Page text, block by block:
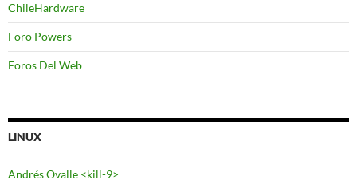
ChileHardware
Foro Powers
Foros Del Web
LINUX
Andrés Ovalle <kill-9>